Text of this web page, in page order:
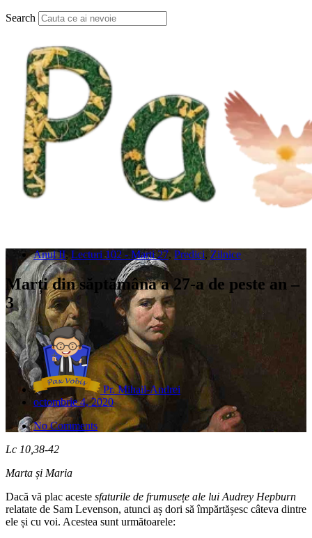
Search
Anul II, Lecturi 102 - Marti 27, Predici,Zilnice
Marți din săptămâna a 27-a de peste an –
3
Pr. Mihail-Andrei
octombrie 4, 2020
No Comments
Lc 10,38-42
Marta și Maria
Dacă vă plac aceste sfaturile de frumusețe ale lui Audrey Hepburn
relatate de Sam Levenson, atunci aș dori să împărtășesc câteva dintre
ele și cu voi. Acestea sunt următoarele: